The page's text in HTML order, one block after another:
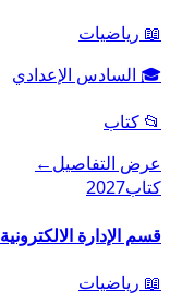
📖 رياضيات
🎓 السادس الإعدادي
📂 كتاب
عرض التفاصيل←
كتاب2027
قسم الإدارة الالكترونية
📖 رياضيات